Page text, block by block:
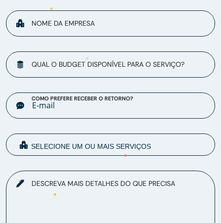
NOME DA EMPRESA
QUAL O BUDGET DISPONÍVEL PARA O SERVIÇO?
COMO PREFERE RECEBER O RETORNO?
DESCREVA MAIS DETALHES DO QUE PRECISA